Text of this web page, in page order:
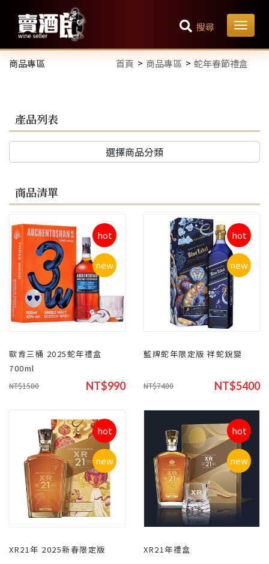
搜尋
商品專區 首頁 商品專區 蛇年春節禮盒
產品列表
選擇商品分類
商品清單
hot
new
歐肯三桶 2025蛇年禮盒
700ml
NT$1500 NT$990
hot
new
藍牌蛇年限定版 祥蛇銳變
NT$7400 NT$5400
hot
new
XR21年 2025新春限定版
hot
new
XR21年禮盒